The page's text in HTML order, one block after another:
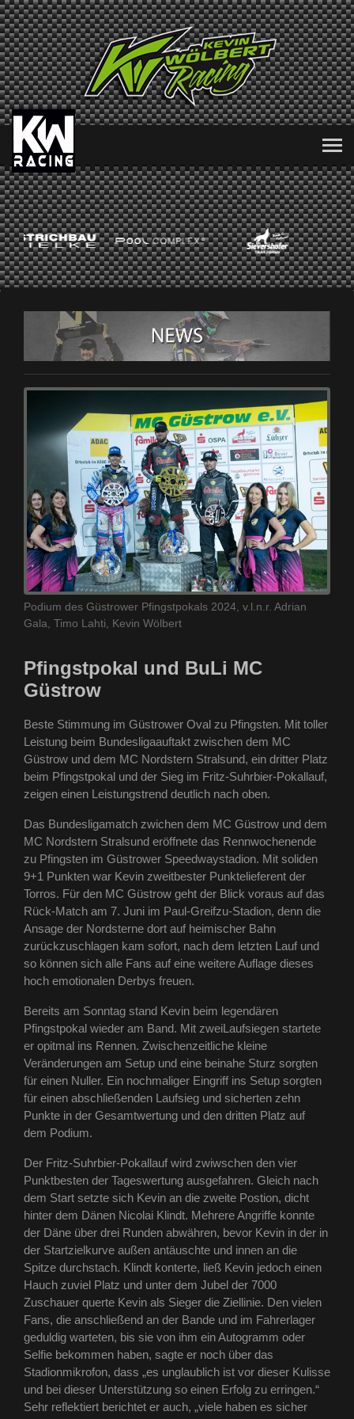
Podium des Güstrower Pfingstpokals 2024, v.l.n.r. Adrian
Gala, Timo Lahti, Kevin Wölbert
Pfingstpokal und BuLi MC
Güstrow
Beste Stimmung im Güstrower Oval zu Pfingsten. Mit toller
Leistung beim Bundesligaauftakt zwischen dem MC
Güstrow und dem MC Nordstern Stralsund, ein dritter Platz
beim Pfingstpokal und der Sieg im Fritz-Suhrbier-Pokallauf,
zeigen einen Leistungstrend deutlich nach oben.
Das Bundesligamatch zwichen dem MC Güstrow und dem
MC Nordstern Stralsund eröffnete das Rennwochenende
zu Pfingsten im Güstrower Speedwaystadion. Mit soliden
9+1 Punkten war Kevin zweitbester Punktelieferent der
Torros. Für den MC Güstrow geht der Blick voraus auf das
Rück-Match am 7. Juni im Paul-Greifzu-Stadion, denn die
Ansage der Nordsterne dort auf heimischer Bahn
zurückzuschlagen kam sofort, nach dem letzten Lauf und
so können sich alle Fans auf eine weitere Auflage dieses
hoch emotionalen Derbys freuen.
Bereits am Sonntag stand Kevin beim legendären
Pfingstpokal wieder am Band. Mit zweiLaufsiegen startete
er opitmal ins Rennen. Zwischenzeitliche kleine
Veränderungen am Setup und eine beinahe Sturz sorgten
für einen Nuller. Ein nochmaliger Eingriff ins Setup sorgten
für einen abschließenden Laufsieg und sicherten zehn
Punkte in der Gesamtwertung und den dritten Platz auf
dem Podium.
Der Fritz-Suhrbier-Pokallauf wird zwiwschen den vier
Punktbesten der Tageswertung ausgefahren. Gleich nach
dem Start setzte sich Kevin an die zweite Postion, dicht
hinter dem Dänen Nicolai Klindt. Mehrere Angriffe konnte
der Däne über drei Runden abwähren, bevor Kevin in der in
der Startzielkurve außen antäuschte und innen an die
Spitze durchstach. Klindt konterte, ließ Kevin jedoch einen
Hauch zuviel Platz und unter dem Jubel der 7000
Zuschauer querte Kevin als Sieger die Ziellinie. Den vielen
Fans, die anschließend an der Bande und im Fahrerlager
geduldig warteten, bis sie von ihm ein Autogramm oder
Selfie bekommen haben, sagte er noch über das
Stadionmikrofon, dass „es unglaublich ist vor dieser Kulisse
und bei dieser Unterstützung so einen Erfolg zu erringen.“
Sehr reflektiert berichtet er auch, „viele haben es sicher